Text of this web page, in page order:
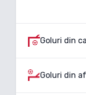
Goluri din
Goluri din